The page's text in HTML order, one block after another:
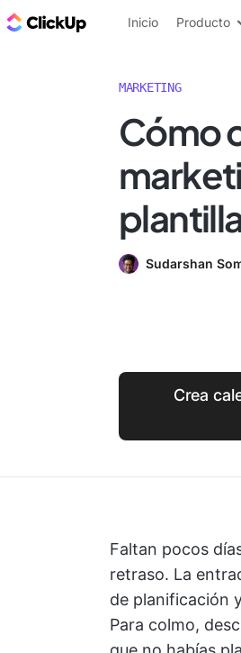
ClickUp Blog
Inicio Producto
MARKETING
Cómo
Sudarshan
Crea
Faltan pocos
retraso. La
de planificación
Para colmo,